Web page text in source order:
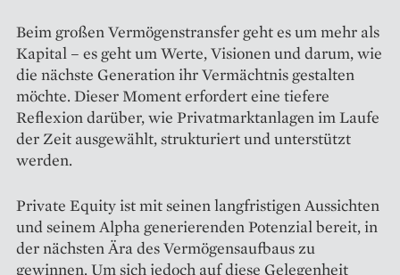
Beim großen Vermögenstransfer geht es um mehr als
Kapital – es geht um Werte, Visionen und darum, wie
die nächste Generation ihr Vermächtnis gestalten
möchte. Dieser Moment erfordert eine tiefere
Reflexion darüber, wie Privatmarktanlagen im Laufe
der Zeit ausgewählt, strukturiert und unterstützt
werden.
Private Equity ist mit seinen langfristigen Aussichten
und seinem Alpha generierenden Potenzial bereit, in
der nächsten Ära des Vermögensaufbaus zu
gewinnen. Um sich jedoch auf diese Gelegenheit